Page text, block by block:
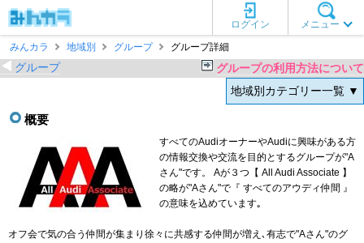
メニュー
ログイン
みんカラ
地域別 グループ グループ詳細
グループ
グループの利用方法について
地域別カテゴリー一覧 ▼
概要
すべてのAudiオーナーやAudiに興味がある方
の情報交換や交流を目的とするグループが"A
さん"です。 Aが３つ【 All Audi Associate 】
の略が"Aさん"で『 すべてのアウディ仲間 』
の意味を込めています｡
オフ会で気の合う仲間が集まり徐々に共感する仲間が増え､有志で"Aさん"のグ